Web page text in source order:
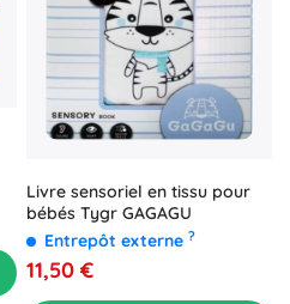
Livre sensoriel en tissu pour
bébés Tygr GAGAGU
Entrepôt externe ?
11,50 €